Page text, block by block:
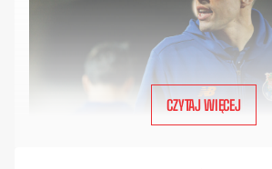
CZYTAJ WIĘCEJ